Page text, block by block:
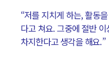
“저를 지치게 하는, 활동
다고 쳐요. 그중에 절반
차지한다고 생각을 해요.”